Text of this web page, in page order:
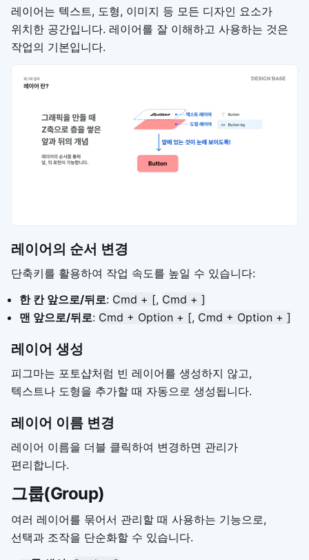
레이어는 텍스트, 도형, 이미지 등 모든 디자인 요소가
위치한 공간입니다. 레이어를 잘 이해하고 사용하는 것은
작업의 기본입니다.
레이어의 순서 변경
단축키를 활용하여 작업 속도를 높일 수 있습니다:
한 칸 앞으로/뒤로: Cmd + [, Cmd + ]
맨 앞으로/뒤로: Cmd + Option + [, Cmd + Option + ]
레이어 생성
피그마는 포토샵처럼 빈 레이어를 생성하지 않고,
텍스트나 도형을 추가할 때 자동으로 생성됩니다.
레이어 이름 변경
레이어 이름을 더블 클릭하여 변경하면 관리가
편리합니다.
그룹(Group)
여러 레이어를 묶어서 관리할 때 사용하는 기능으로,
선택과 조작을 단순화할 수 있습니다.